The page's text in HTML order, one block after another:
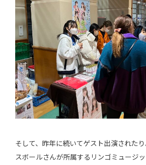
そして、昨年に続いてゲスト出演された
スボールさんが所属するリンゴミュージ